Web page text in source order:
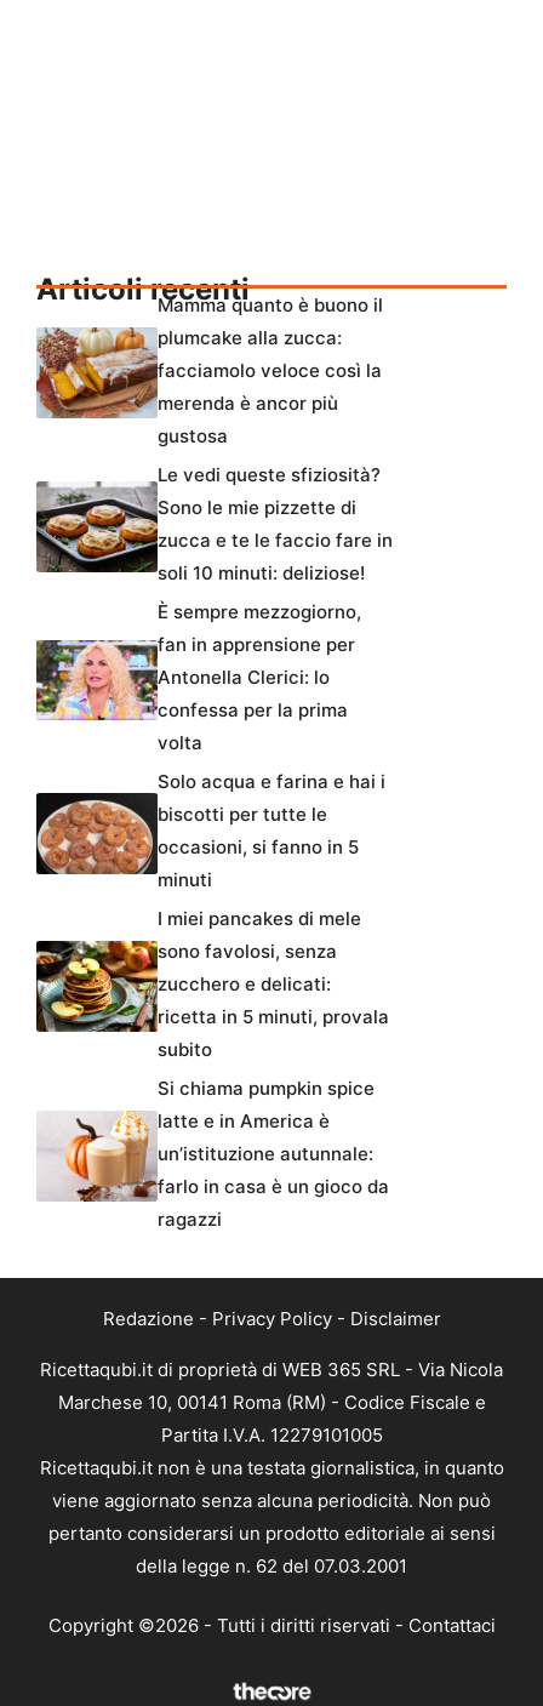
Articoli recentiMamma quanto è buono il
plumcake alla zucca:
facciamolo veloce così la
merenda è ancor più
gustosa
Le vedi queste sfiziosità?
Sono le mie pizzette di
zucca e te le faccio fare in
soli 10 minuti: deliziose!
È sempre mezzogiorno,
fan in apprensione per
Antonella Clerici: lo
confessa per la prima
volta
Solo acqua e farina e hai i
biscotti per tutte le
occasioni, si fanno in 5
minuti
I miei pancakes di mele
sono favolosi, senza
zucchero e delicati:
ricetta in 5 minuti, provala
subito
Si chiama pumpkin spice
latte e in America è
un’istituzione autunnale:
farlo in casa è un gioco da
ragazzi
Redazione - Privacy Policy- Disclaimer
Ricettaqubi.it di proprietà di WEB 365 SRL - Via Nicola
Marchese 10, 00141 Roma (RM) - Codice Fiscale e
Partita I.V.A. 12279101005
Ricettaqubi.it non è una testata giornalistica, in quanto
viene aggiornato senza alcuna periodicità. Non può
pertanto considerarsi un prodotto editoriale ai sensi
della legge n. 62 del 07.03.2001
Copyright ©2026 - Tutti i diritti riservati - Contattaci